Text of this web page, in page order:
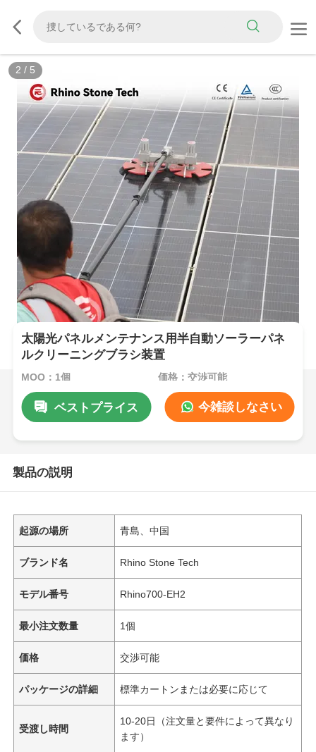
3 / 5
太陽光パネルメンテナンス用半自動ソーラーパネ
ルクリーニングブラシ装置
MOQ：1個 価格：交渉可能
ベストプライス 今雑談しなさい
製品の説明
起源の場所 青島、中国
ブランド名 Rhino Stone Tech
モデル番号 Rhino700-EH2
最小注文数量 1個
価格 交渉可能
パッケージの詳細 標準カートンまたは必要に応じて
受渡し時間
10-20日（注文量と要件によって異なり
ます）